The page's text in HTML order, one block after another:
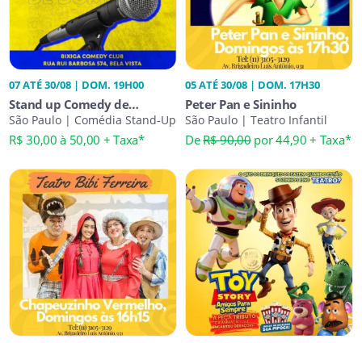
07 ATÉ 30/08 | DOM. 19H00
Stand up Comedy de
Domingo - 19 Horas no Bixiga
Comedy
São Paulo | Comédia Stand-Up
R$ 30,00 à 50,00 + Taxa*
05 ATÉ 30/08 | DOM. 17H30
Peter Pan e Sininho
São Paulo | Teatro Infantil
DeR$ 90,00por 44,90 + Taxa*